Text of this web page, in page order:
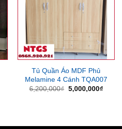
Tủ Quần Áo MDF Phủ
Melamine 4 Cánh TQA007
6,200,000₫ Giá
5,000,000₫Giá